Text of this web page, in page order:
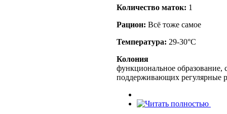
Количество маток: 1
Рацион: Всё тоже самое
Температура: 29-30°C
Колония
функциональное образование,
поддерживающих регулярные